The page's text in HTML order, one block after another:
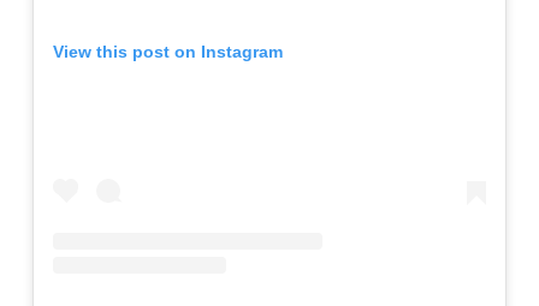
View this post on Instagram